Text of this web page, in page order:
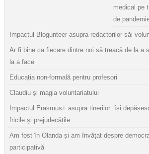
medical pe
de
Impactul Blogunteer asupra redactorilor săi
Ar fi bine ca fiecare dintre noi să treacă de la a
la a face
Educația non-formală pentru profesori
Claudiu și magia voluntariatului
Impactul Erasmus+ asupra tinerilor: își
fricile și prejudecățile
Am fost în Olanda și am învățat despre
participativă